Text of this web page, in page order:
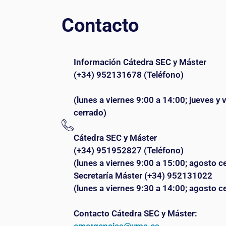
Contacto
Información Cátedra SEC y Máster
(+34) 952131678 (Teléfono)
(lunes a viernes 9:00 a 14:00; jueves
cerrado)
Cátedra SEC y Máster
(+34) 951952827 (Teléfono)
(lunes a viernes 9:00 a 15:00; agosto
Secretaría Máster (+34) 952131022
(lunes a viernes 9:30 a 14:00; agosto
Contacto Cátedra SEC y Máster: